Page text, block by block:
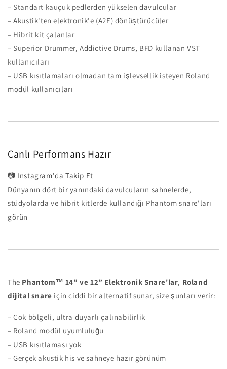
– Standart kauçuk pedlerden yükselen davulcular
– Akustik'ten elektronik'e (A2E) dönüştürücüler
– Hibrit kit çalanlar
– Superior Drummer, Addictive Drums, BFD kullanan VST
kullanıcıları
– USB kısıtlamaları olmadan tam işlevsellik isteyen Roland
modül kullanıcıları
Canlı Performans Hazır
📷 Instagram'da Takip Et
Dünyanın dört bir yanındaki davulcuların sahnelerde,
stüdyolarda ve hibrit kitlerde kullandığı Phantom snare'ları
görün
The Phantom™ 14” ve 12” Elektronik Snare'lar, Roland
dijital snare için ciddi bir alternatif sunar, size şunları verir:
– Çok bölgeli, ultra duyarlı çalınabilirlik
– Roland modül uyumluluğu
– USB kısıtlaması yok
– Gerçek akustik his ve sahneye hazır görünüm